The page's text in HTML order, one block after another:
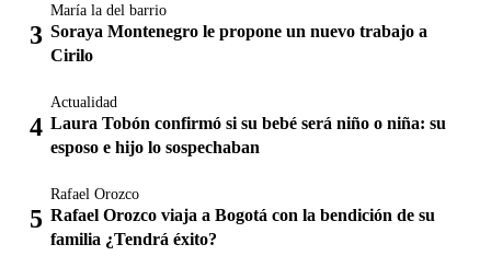
María la del barrio
Soraya Montenegro le propone un nuevo trabajo a
Cirilo
Actualidad
Laura Tobón confirmó si su bebé será niño o niña: su
esposo e hijo lo sospechaban
Rafael Orozco
Rafael Orozco viaja a Bogotá con la bendición de su
familia ¿Tendrá éxito?